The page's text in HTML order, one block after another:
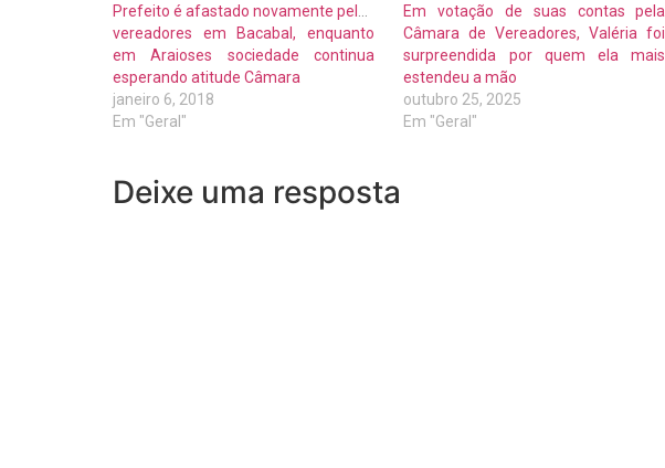
Prefeito é afastado novamente pelos
vereadores em Bacabal, enquanto
em Araioses sociedade continua
esperando atitude Câmara
janeiro 6, 2018
Em "Geral"
Em votação de suas contas pela
Câmara de Vereadores, Valéria foi
surpreendida por quem ela mais
estendeu a mão
outubro 25, 2025
Em "Geral"
Deixe uma resposta